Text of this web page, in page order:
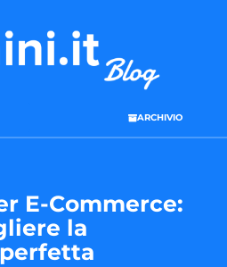
ARCHIVIO
E-Commerce:
la